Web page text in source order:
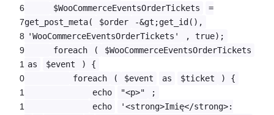
6
7
8
9
1
0
1
1
$WooCommerceEventsOrderTickets
=
get_post_meta(
$order
-&gt;get_id(),
'WooCommerceEventsOrderTickets'
, true);
foreach
(
$WooCommerceEventsOrderTickets
as
$event
) {
foreach
( $event as $ticket
) {
echo
"<p>"
;
echo
'<strong>Imię</strong>: